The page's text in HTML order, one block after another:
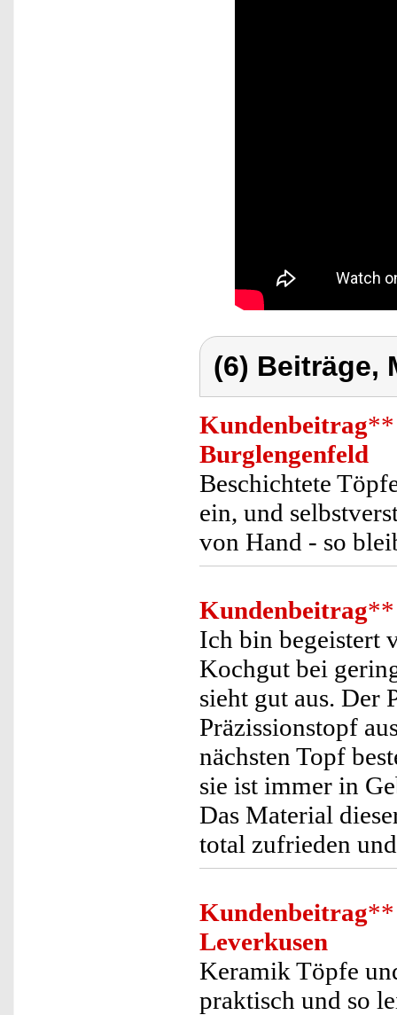
(6) Beiträge,
Kundenbeitrag**
Burglengenfeld
Beschichtete
ein, und
von Hand - so
Kundenbeitrag**
Ich bin begeistert
Kochgut bei
sieht gut aus. Der
Präzissionstopf
nächsten Topf
sie ist immer in
Das Material
total zufrieden
Kundenbeitrag**
Leverkusen
Keramik Töpfe
praktisch und so